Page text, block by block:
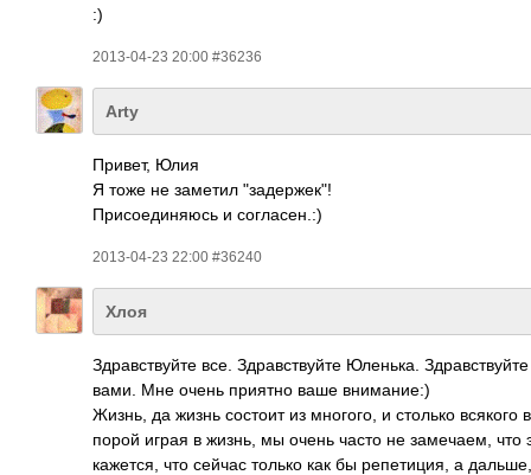
:)
2013-04-23 20:00 #36236
Arty
Привет, Юлия
Я тоже не заметил "задержек"!
Присоединяюсь и согласен.:)
2013-04-23 22:00 #36240
Хлоя
Здравствуйте все. Здравствуйте Юленька.
вами. Мне очень приятно ваше внимание:)
Жизнь, да жизнь состоит из многого, и столько
порой играя в жизнь, мы очень часто не замечаем, что
кажется, что сейчас только как бы репетиция, а